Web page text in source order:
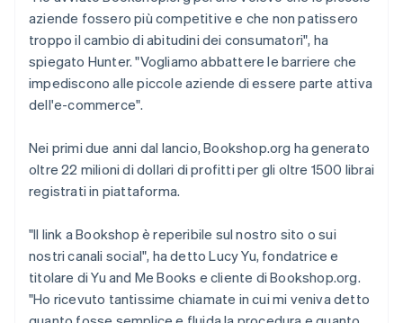
aziende fossero più competitive e che non patissero
troppo il cambio di abitudini dei consumatori", ha
spiegato Hunter. "Vogliamo abbattere le barriere che
impediscono alle piccole aziende di essere parte attiva
dell'e-commerce".
Nei primi due anni dal lancio, Bookshop.org ha generato
oltre 22 milioni di dollari di profitti per gli oltre 1500 librai
registrati in piattaforma.
"Il link a Bookshop è reperibile sul nostro sito o sui
nostri canali social", ha detto Lucy Yu, fondatrice e
titolare di Yu and Me Books e cliente di Bookshop.org.
"Ho ricevuto tantissime chiamate in cui mi veniva detto